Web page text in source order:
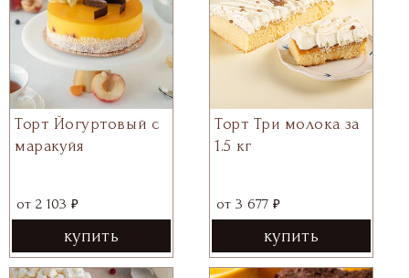
Торт Йогуртовый с
маракуйя
от 2 103 ₽
купить
Торт Три молока за
1.5 кг
от 3 677 ₽
купить